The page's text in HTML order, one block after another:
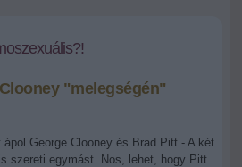
"melegségén"
George Clooney és Brad Pitt - A két
szereti egymást. Nos, lehet, hogy Pitt